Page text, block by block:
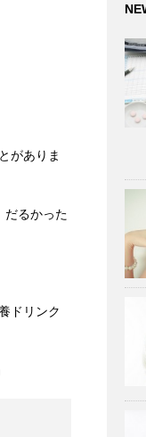
がありま
だるかった
ドリンク